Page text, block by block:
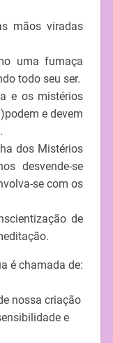
mãos viradas
uma fumaça
todo seu ser.
e os mistérios
e devem
dos Mistérios
desvende-se
se com os
de
é chamada de:
nossa criação
e